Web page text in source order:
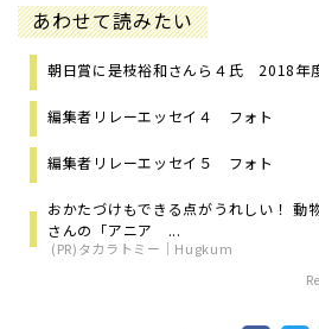
あわせて読みたい
朝日賞に是枝裕和さんら４氏 2018年
編集者リレーエッセイ４ フォト
編集者リレーエッセイ５ フォト
おかたづけもできる点がうれしい！ 動
さんの「アニア ...
(PR)タカラトミー｜Hugkum